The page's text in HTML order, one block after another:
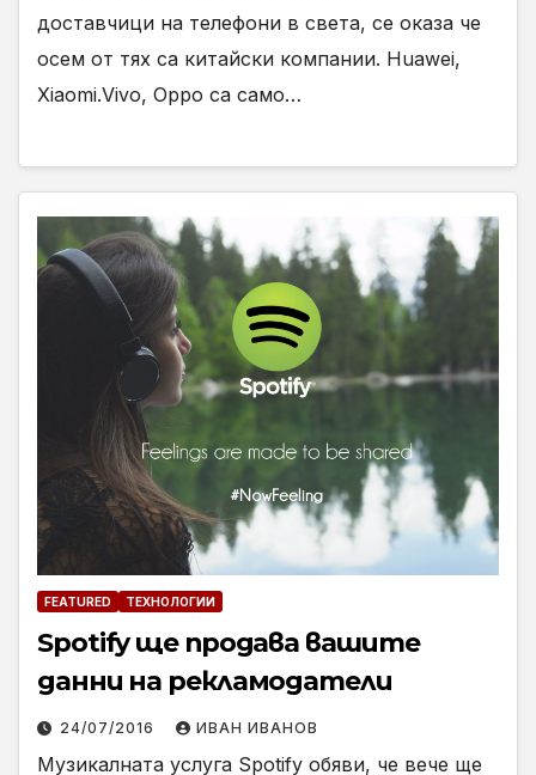
доставчици на телефони в света, се оказа че
осем от тях са китайски компании. Huawei,
Xiaomi.Vivo, Oppo са само…
FEATURED ТЕХНОЛОГИИ
Spotify ще продава вашите
данни на рекламодатели
24/07/2016 ИВАН ИВАНОВ
Музикалната услуга Spotify обяви, че вече ще